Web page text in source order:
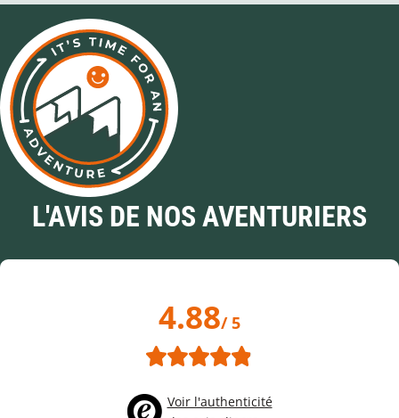
L'AVIS DE NOS AVENTURIERS
4.88/ 5
Voir l'authenticité